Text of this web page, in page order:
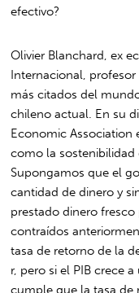
efectivo?
Olivier Blanchard, ex
Internacional,
más citados del
chileno actual. En su
Economic Association
como la sostenibilidad
Supongamos que el
cantidad de dinero y
prestado dinero fresco
contraídos
tasa de retorno de la
r, pero si el PIB crece
cumple que la tasa de